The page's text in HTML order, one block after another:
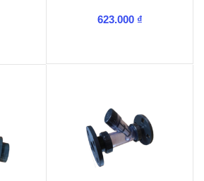
623.000 ₫